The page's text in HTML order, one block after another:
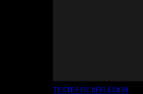
TEXTES DE RÉFLEXION